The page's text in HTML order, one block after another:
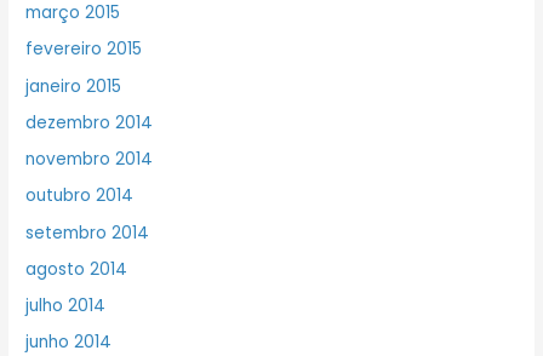
março 2015
fevereiro 2015
janeiro 2015
dezembro 2014
novembro 2014
outubro 2014
setembro 2014
agosto 2014
julho 2014
junho 2014